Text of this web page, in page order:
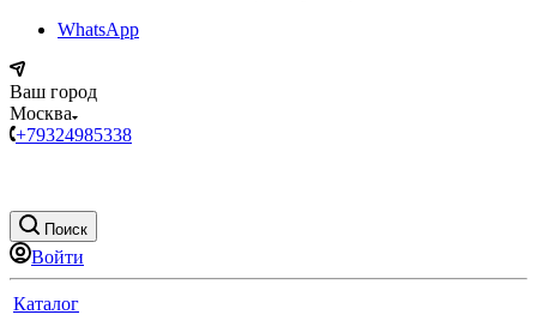
WhatsApp
Ваш город
Москва
+79324985338
Поиск
Войти
Каталог